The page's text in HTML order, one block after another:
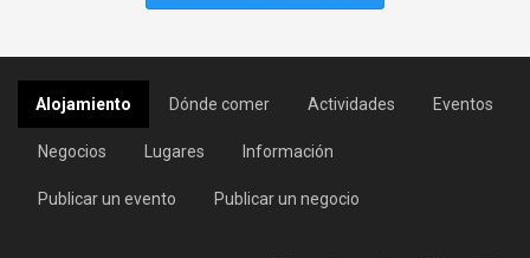
Alojamiento Dónde comer Actividades Eventos
Negocios Lugares Información
Publicar un evento Publicar un negocio